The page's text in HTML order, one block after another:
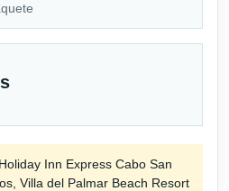
Holiday Inn Express Cabo San
Villa del Palmar Beach Resort